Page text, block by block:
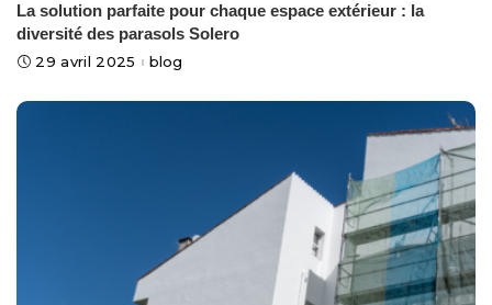
La solution parfaite pour chaque espace extérieur : la
diversité des parasols Solero
29 avril 2025 blog